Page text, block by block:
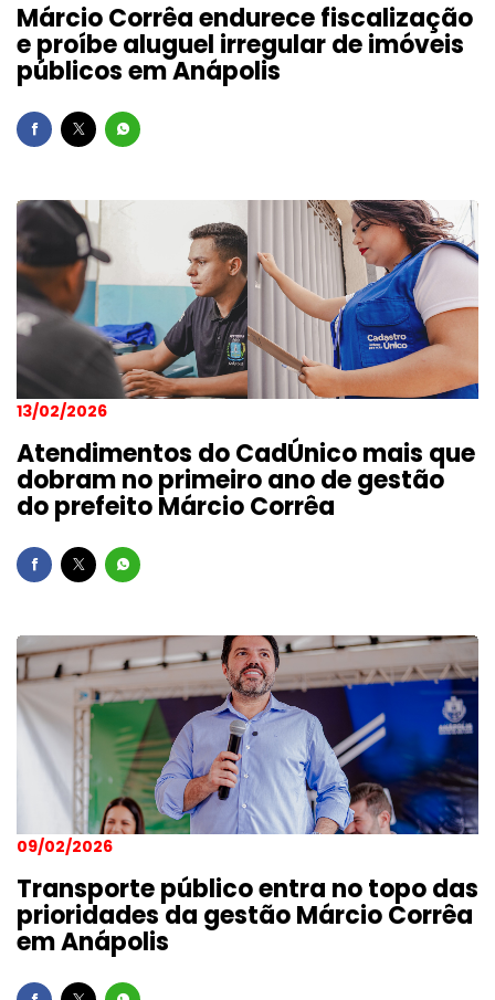
Márcio Corrêa endurece fiscalização
e proíbe aluguel irregular de imóveis
públicos em Anápolis
13/02/2026
Atendimentos do CadÚnico mais que
dobram no primeiro ano de gestão
do prefeito Márcio Corrêa
09/02/2026
Transporte público entra no topo das
prioridades da gestão Márcio Corrêa
em Anápolis